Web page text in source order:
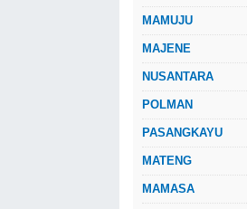
MAMUJU
MAJENE
NUSANTARA
POLMAN
PASANGKAYU
MATENG
MAMASA